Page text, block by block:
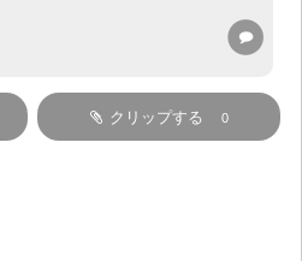
クリップする 0